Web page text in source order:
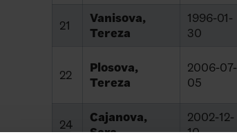
21
Vanisova,
Tereza
1996-01-
30
22
Plosova,
Tereza
2006-07-
05
24
Cajanova,
Sara
2002-12-
10